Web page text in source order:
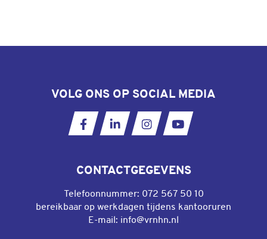
VOLG ONS OP SOCIAL MEDIA
Ga naar onze Facebookpagina
Ga naar onze LinkedIn pagina
Ga naar onze
Ga naar ons
CONTACTGEGEVENS
Telefoonnummer: 072 567 50 10
bereikbaar op werkdagen tijdens kantooruren
E-mail: info@vrnhn.nl